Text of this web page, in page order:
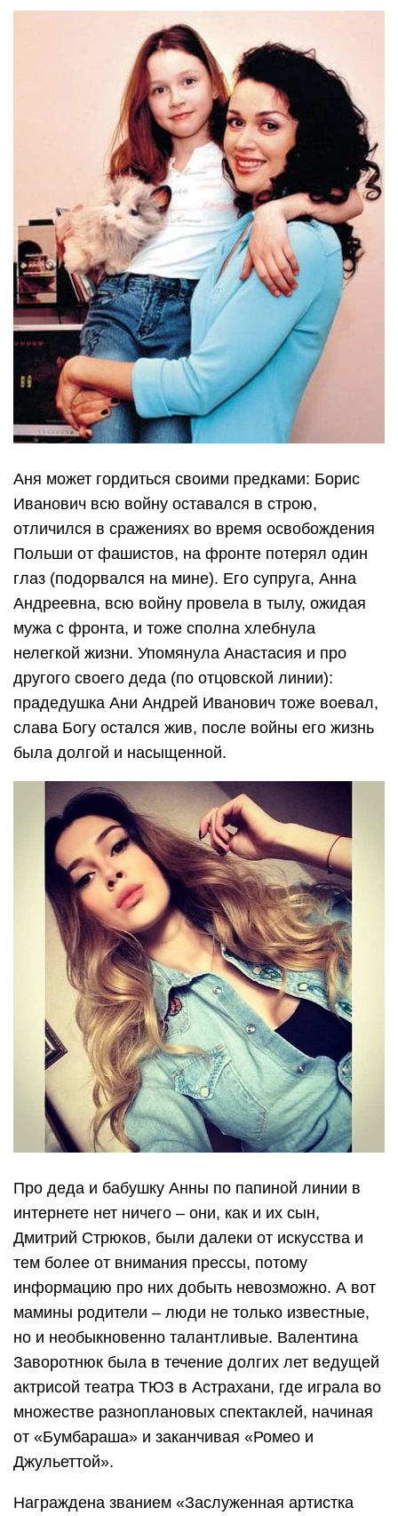
Аня может гордиться своими предками: Борис
Иванович всю войну оставался в строю,
отличился в сражениях во время освобождения
Польши от фашистов, на фронте потерял один
глаз (подорвался на мине). Его супруга, Анна
Андреевна, всю войну провела в тылу, ожидая
мужа с фронта, и тоже сполна хлебнула
нелегкой жизни. Упомянула Анастасия и про
другого своего деда (по отцовской линии):
прадедушка Ани Андрей Иванович тоже воевал,
слава Богу остался жив, после войны его жизнь
была долгой и насыщенной.
Про деда и бабушку Анны по папиной линии в
интернете нет ничего – они, как и их сын,
Дмитрий Стрюков, были далеки от искусства и
тем более от внимания прессы, потому
информацию про них добыть невозможно. А вот
мамины родители – люди не только известные,
но и необыкновенно талантливые. Валентина
Заворотнюк была в течение долгих лет ведущей
актрисой театра ТЮЗ в Астрахани, где играла во
множестве разноплановых спектаклей, начиная
от «Бумбараша» и заканчивая «Ромео и
Джульеттой».
Награждена званием «Заслуженная артистка